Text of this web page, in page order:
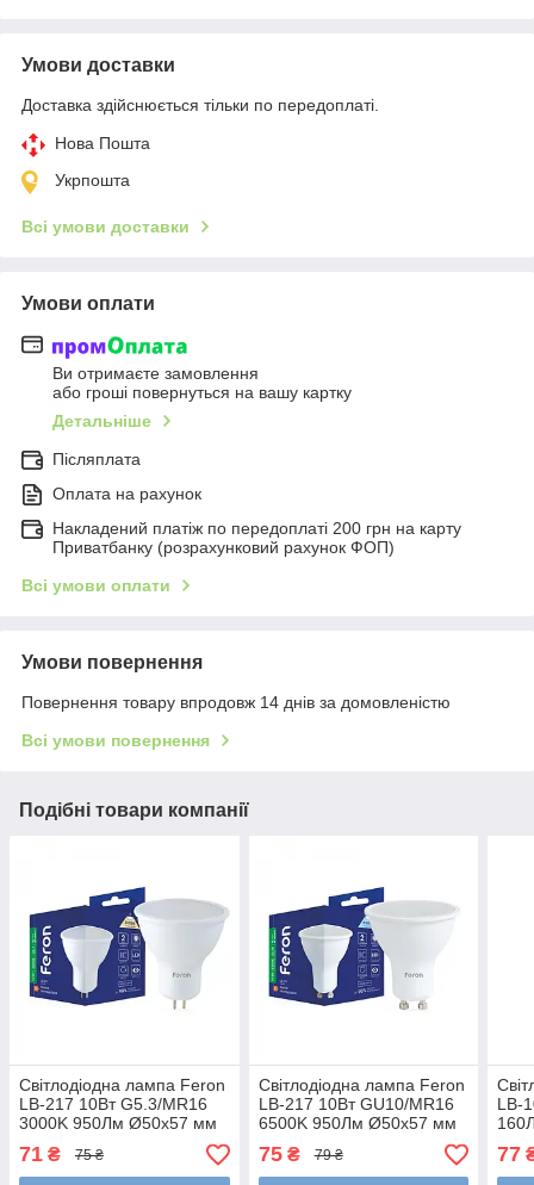
Умови доставки
Доставка здійснюється тільки по передоплаті.
Нова Пошта
Укрпошта
Всі умови доставки
Умови оплати
Ви отримаєте замовлення
або гроші повернуться на вашу картку
Детальніше
Післяплата
Оплата на рахунок
Накладений платіж по передоплаті 200 грн на карту
Приватбанку (розрахунковий рахунок ФОП)
Всі умови оплати
Умови повернення
Повернення товару впродовж 14 днів за домовленістю
Всі умови повернення
Подібні товари компанії
Світлодіодна лампа Feron
LB-217 10Вт G5.3/MR16
3000K 950Лм Ø50x57 мм
71 ₴ 75 ₴
Світлодіодна лампа Feron
LB-217 10Вт GU10/MR16
6500K 950Лм Ø50x57 мм
75₴ 79 ₴
LB-
77